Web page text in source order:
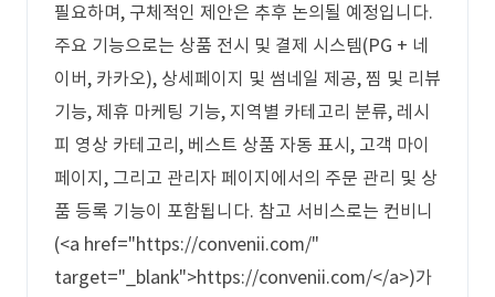
필요하며, 구체적인 제안은 추후 논의될 예정입니다.
주요 기능으로는 상품 전시 및 결제 시스템(PG + 네
이버, 카카오), 상세페이지 및 썸네일 제공, 찜 및 리뷰
기능, 제휴 마케팅 기능, 지역별 카테고리 분류, 레시
피 영상 카테고리, 베스트 상품 자동 표시, 고객 마이
페이지, 그리고 관리자 페이지에서의 주문 관리 및 상
품 등록 기능이 포함됩니다. 참고 서비스로는 컨비니
(<a href="https://convenii.com/"
target="_blank">https://convenii.com/</a>)가